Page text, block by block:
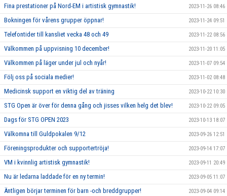
Fina prestationer på Nord-EM i artistisk gymnastik! 2023-11-26 08:46
Bokningen för vårens grupper öppnar! 2023-11-24 09:51
Telefontider till kansliet vecka 48 och 49 2023-11-22 08:56
Välkommen på uppvisning 10 december! 2023-11-20 11:05
Välkommen på läger under jul och nyår! 2023-11-07 09:54
Följ oss på sociala medier! 2023-11-02 08:48
Medicinsk support en viktig del av träning 2023-10-22 10:30
STG Open är över för denna gång och jisses vilken helg det blev! 2023-10-22 09:05
Dags för STG OPEN 2023 2023-10-13 18:07
Välkomna till Guldpokalen 9/12 2023-09-26 12:51
Föreningsprodukter och supportertröja! 2023-09-14 17:07
VM i kvinnlig artistisk gymnastik! 2023-09-11 20:49
Nu är ledarna laddade för en ny termin! 2023-09-05 11:07
Äntligen börjar terminen för barn -och breddgrupper! 2023-09-04 09:14